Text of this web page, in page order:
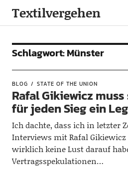
Textilvergehen
Schlagwort:Münster
BLOG STATE OF THE UNION
Rafal Gikiewicz
für jeden Sieg ein
Ich dachte, dass ich in letzter
Interviews mit Rafal Gikiewicz
wirklich keine Lust darauf
Vertragsspekulationen…